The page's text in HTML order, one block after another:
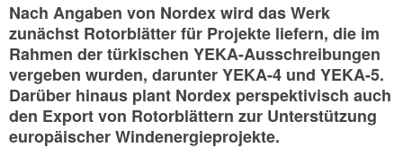
Nach Angaben von Nordex wird das Werk
zunächst Rotorblätter für Projekte liefern, die im
Rahmen der türkischen YEKA-Ausschreibungen
vergeben wurden, darunter YEKA-4 und YEKA-5.
Darüber hinaus plant Nordex perspektivisch auch
den Export von Rotorblättern zur Unterstützung
europäischer Windenergieprojekte.